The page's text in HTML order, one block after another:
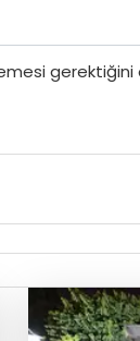
gerektiğini